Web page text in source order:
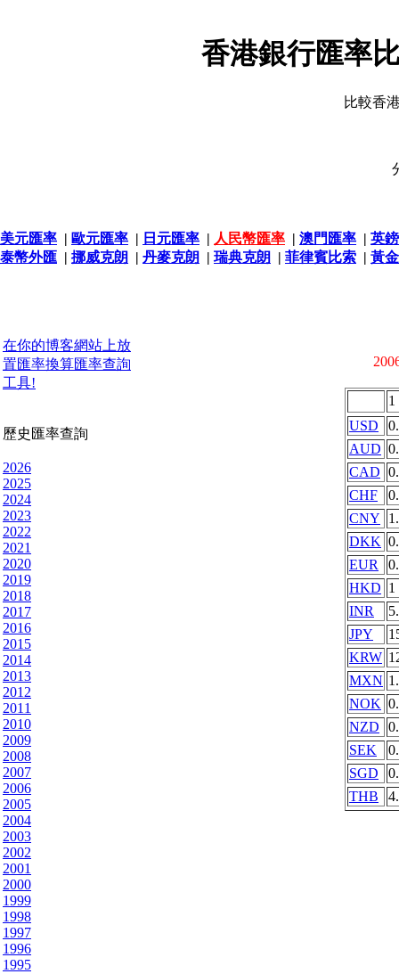
香港銀行匯率
比較香
美元匯率 | 歐元匯率 | 日元匯率 | 人民幣匯率 | 澳門匯率 | 英
泰幣外匯 | 挪威克朗 | 丹麥克朗 | 瑞典克朗 | 菲律賓比索 | 黃
在你的博客網站上放
置匯率換算匯率查詢
工具!
歷史匯率查詢
2026
2025
2024
2023
2022
2021
2020
2019
2018
2017
2016
2015
2014
2013
2012
2011
2010
2009
2008
2007
2006
2005
2004
2003
2002
2001
2000
1999
1998
1997
1996
1995
1
USD
AUD
CAD
CHF
CNY
DKK
EUR
HKD 1
INR
JPY
KRW
MXN
NOK
NZD
SEK
SGD
THB